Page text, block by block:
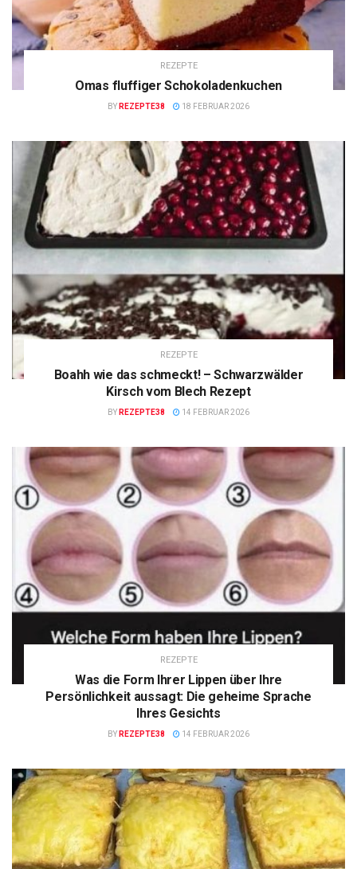
REZEPTE
Omas fluffiger Schokoladenkuchen
BY REZEPTE38 18 FEBRUAR 2026
REZEPTE
Boahh wie das schmeckt! – Schwarzwälder
Kirsch vom Blech Rezept
BY REZEPTE38 14 FEBRUAR 2026
REZEPTE
Was die Form Ihrer Lippen über Ihre
Persönlichkeit aussagt: Die geheime Sprache
Ihres Gesichts
BY REZEPTE38 14 FEBRUAR 2026